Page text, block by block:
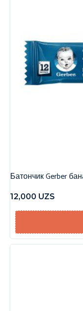
Батончик Gerber
12,000 UZS